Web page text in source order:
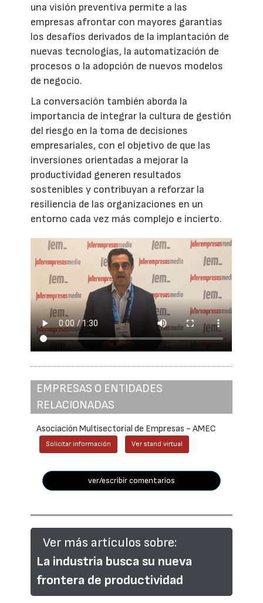
una visión preventiva permite a las
empresas afrontar con mayores garantías
los desafíos derivados de la implantación de
nuevas tecnologías, la automatización de
procesos o la adopción de nuevos modelos
de negocio.
La conversación también aborda la
importancia de integrar la cultura de gestión
del riesgo en la toma de decisiones
empresariales, con el objetivo de que las
inversiones orientadas a mejorar la
productividad generen resultados
sostenibles y contribuyan a reforzar la
resiliencia de las organizaciones en un
entorno cada vez más complejo e incierto.
EMPRESAS O ENTIDADES
RELACIONADAS
Asociación Multisectorial de Empresas - AMEC
Solicitar información Ver stand virtual
ver/escribir comentarios
Ver más artículos sobre:
La industria busca su nueva
frontera de productividad